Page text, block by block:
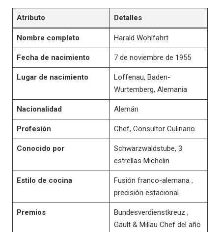
Atributo Detalles
Nombre completo Harald Wohlfahrt
Fecha de nacimiento 7 de noviembre de 1955
Lugar de nacimiento
Loffenau, Baden-
Wurtemberg, Alemania
Nacionalidad Alemán
Profesión Chef, Consultor Culinario
Conocido por
Schwarzwaldstube, 3
estrellas Michelin
Estilo de cocina
Fusión franco-alemana ,
precisión estacional
Premios
Bundesverdienstkreuz ,
Gault & Millau Chef del año